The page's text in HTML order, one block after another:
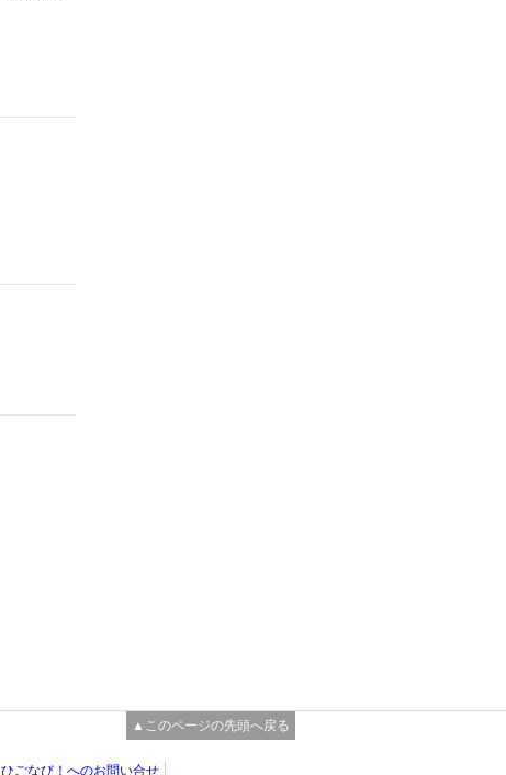
▲このページの先頭へ戻る
ひごなび！へのお問い合せ